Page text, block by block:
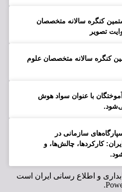
کنگره سالانه متخصصان
تصویر
کنگره سالانه متخصصان علوم
با عنوان سواد هوش
سازمانی در
کارکردها، چالش‌ها، و
و اطلاع رسانی ایران است
.